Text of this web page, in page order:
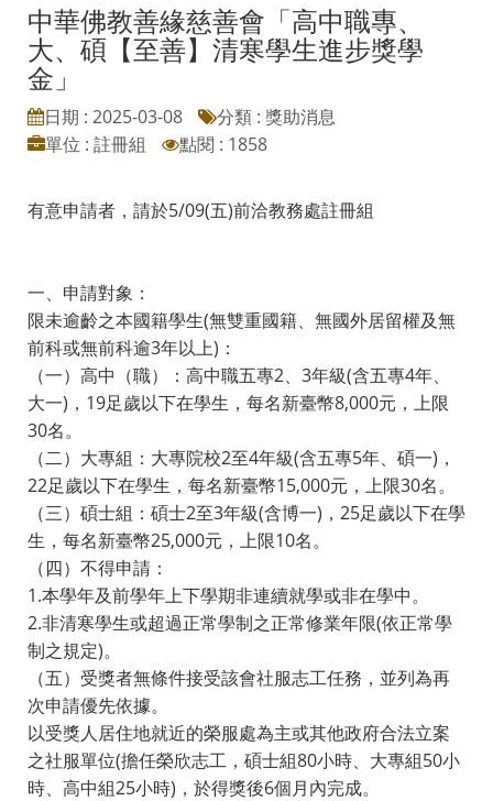
中華佛教善緣慈善會「高中職專、
大、碩【至善】清寒學生進步獎學
金」
日期 : 2025-03-08
分類 : 獎助消息
單位 : 註冊組
點閱 : 1858
有意申請者，請於5/09(五)前洽教務處註冊組
一、申請對象：
限未逾齡之本國籍學生(無雙重國籍、無國外居留權及無
前科或無前科逾3年以上)：
（一）高中（職）：高中職五專2、3年級(含五專4年、
大一)，19足歲以下在學生，每名新臺幣8,000元，上限
30名。
（二）大專組：大專院校2至4年級(含五專5年、碩一)，
22足歲以下在學生，每名新臺幣15,000元，上限30名。
（三）碩士組：碩士2至3年級(含博一)，25足歲以下在學
生，每名新臺幣25,000元，上限10名。
（四）不得申請：
1.本學年及前學年上下學期非連續就學或非在學中。
2.非清寒學生或超過正常學制之正常修業年限(依正常學
制之規定)。
（五）受獎者無條件接受該會社服志工任務，並列為再
次申請優先依據。
以受獎人居住地就近的榮服處為主或其他政府合法立案
之社服單位(擔任榮欣志工，碩士組80小時、大專組50小
時、高中組25小時)，於得獎後6個月內完成。